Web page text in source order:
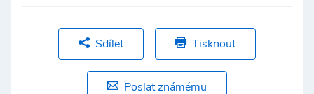
Sdílet Tisknout
Poslat známému